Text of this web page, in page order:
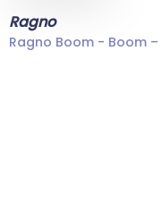
Ragno
Ragno Boom - Boom –